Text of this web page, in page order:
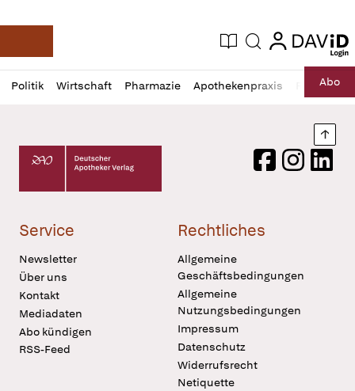
Deutsche Apotheker Zeitung
Aktuelle Ausgabe
Suche login
login
Politik Wirtschaft Pharmazie Apothekenpraxis RechtAbo
Profil
öffnen
Daz
Pur
Deutscher Apotheker Verlag Logo
FacebookInstagram
Service
Newsletter
Über uns
Kontakt
Mediadaten
Abo kündigen
RSS-Feed
Rechtliches
Allgemeine
Geschäftsbedingungen
Allgemeine
Nutzungsbedingungen
Impressum
Datenschutz
Widerrufsrecht
Netiquette